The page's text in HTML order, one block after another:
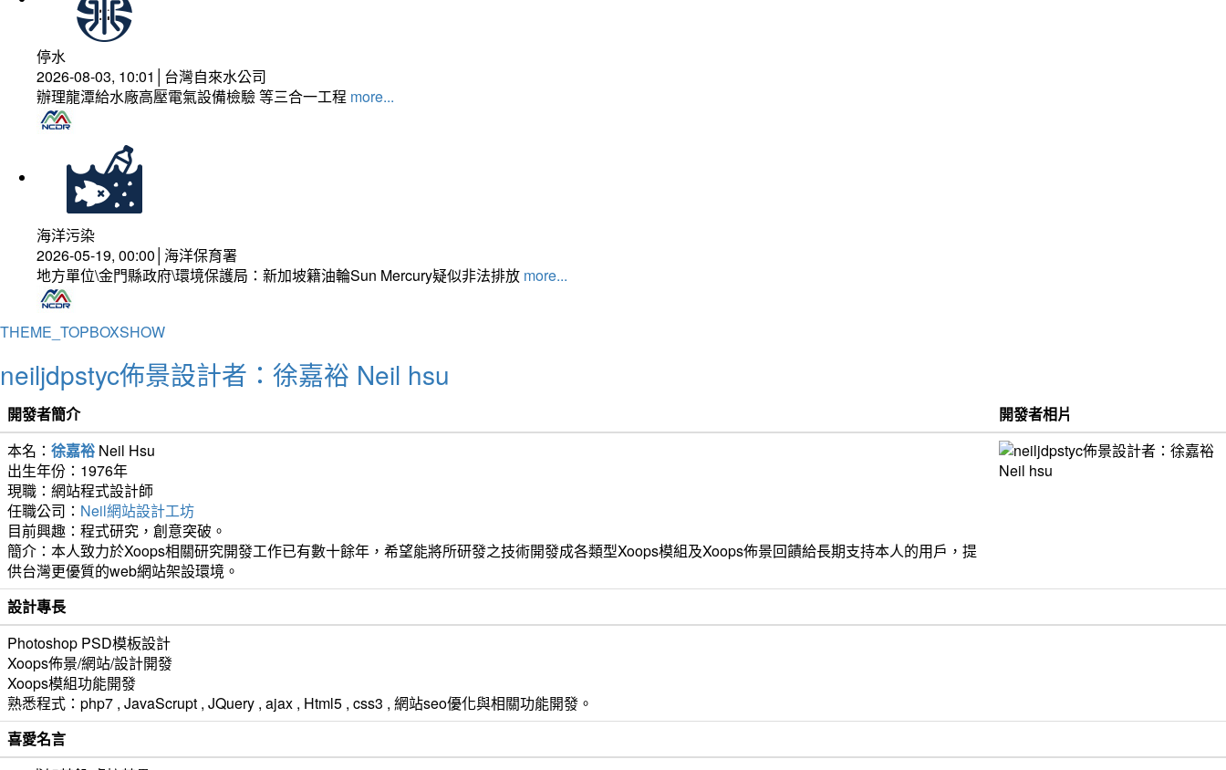
停水
2026-08-03, 10:01│台灣自來水公司
辦理龍潭給水廠高壓電氣設備檢驗 等三合一工程 more...
海洋污染
2026-05-19, 00:00│海洋保育署
地方單位\金門縣政府\環境保護局：新加坡籍油輪Sun Mercury疑似非法排放 more...
THEME_TOPBOXSHOW
neiljdpstyc佈景設計者：徐嘉裕 Neil hsu
開發者簡介
開發者相片
本名： 徐嘉裕 Neil Hsu
出生年份：1976年
現職：網站程式設計師
任職公司： Neil網站設計工坊
目前興趣：程式研究，創意突破。
簡介：本人致力於Xoops相關研究開發工作已有數十餘年，希望能將所研發之技術開發成各類型Xoops模組及Xoops佈景回饋給長期支持本人的用戶，提
供台灣更優質的web網站架設環境。
設計專長
Photoshop PSD模板設計
Xoops佈景/網站/設計開發
Xoops模組功能開發
熟悉程式：php7 , JavaScrupt , JQuery , ajax , Html5 , css3 , 網站seo優化與相關功能開發。
喜愛名言